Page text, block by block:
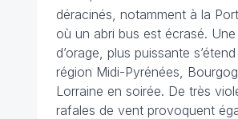
déracinés, notamment à la
où un abri bus est écrasé.
d’orage, plus puissante
région Midi-Pyrénées,
Lorraine en soirée. De très
rafales de vent provoquent